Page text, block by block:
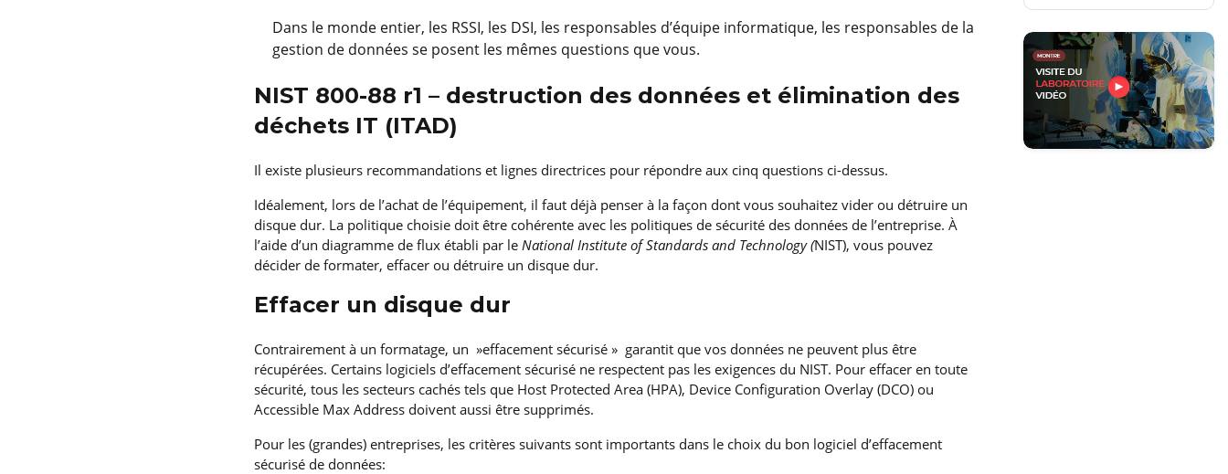
Dans le monde entier, les RSSI, les DSI, les responsables d’équipe informatique, les responsables de la
gestion de données se posent les mêmes questions que vous.
NIST 800-88 r1 – destruction des données et élimination des
déchets IT (ITAD)
Il existe plusieurs recommandations et lignes directrices pour répondre aux cinq questions ci-dessus.
Idéalement, lors de l’achat de l’équipement, il faut déjà penser à ​​la façon dont vous souhaitez vider ou détruire un
disque dur. La politique choisie doit être cohérente avec les politiques de sécurité des données de l’entreprise. À
l’aide d’un diagramme de flux établi par le National Institute of Standards and Technology (NIST), vous pouvez
décider de formater, effacer ou détruire un disque dur.
Effacer un disque dur
Contrairement à un formatage, un »effacement sécurisé » garantit que vos données ne peuvent plus être
récupérées. Certains logiciels d’effacement sécurisé ne respectent pas les exigences du NIST. Pour effacer en toute
sécurité, tous les secteurs cachés tels que Host Protected Area (HPA), Device Configuration Overlay (DCO) ou
Accessible Max Address doivent aussi être supprimés.
Pour les (grandes) entreprises, les critères suivants sont importants dans le choix du bon logiciel d’effacement
sécurisé de données: